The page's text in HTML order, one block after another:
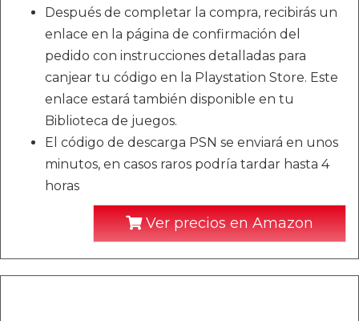
Después de completar la compra, recibirás un
enlace en la página de confirmación del
pedido con instrucciones detalladas para
canjear tu código en la Playstation Store. Este
enlace estará también disponible en tu
Biblioteca de juegos.
El código de descarga PSN se enviará en unos
minutos, en casos raros podría tardar hasta 4
horas
Ver precios en Amazon